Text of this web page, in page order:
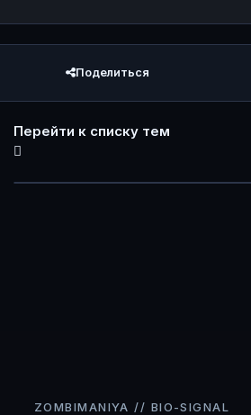
Поделиться
Перейти к списку тем
ZOMBIMANIYA // BIO-SIGNAL